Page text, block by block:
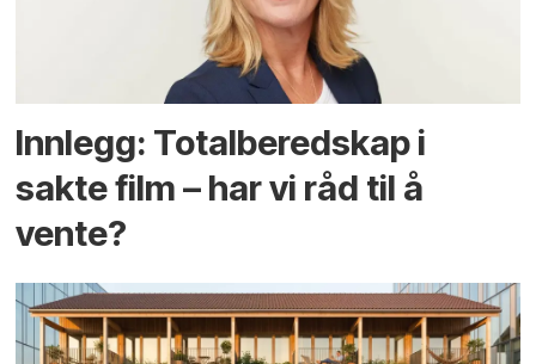
Innlegg: Totalberedskap i
sakte film – har vi råd til å
vente?